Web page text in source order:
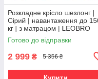
Розкладне крісло шезлонг |
Сірий | навантаження до
кг | з матрацом | LEOBRO
FCB-S01-PP | для
комфортного відпочинку
Готово до відправки
2 999 ₴ 5 356 ₴